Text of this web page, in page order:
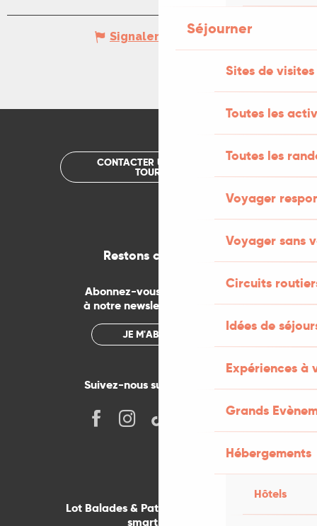
Séjourner
Sites de visites
Toutes les
Toutes les
Voyager
Voyager sans
Circuits
Idées de
Expériences à
Grands
Hébergements
Hôtels
Signaler une erreur
CONTACTER UN OFFICE DE
TOURISME
Restons connectés
Abonnez-vous gratuitement
à notre newsletter mensuelle
JE M'ABONNE
Suivez-nous sur les réseaux !
Lot Balades & Patrimoines sur votre
smartphone